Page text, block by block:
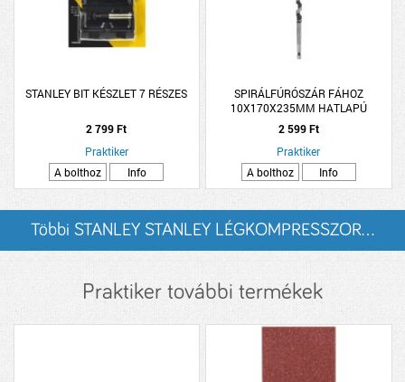
STANLEY BIT KÉSZLET 7 RÉSZES
2 799 Ft
Praktiker
A bolthoz
Info
SPIRÁLFÚRÓSZÁR FÁHOZ
10X170X235MM HATLAPÚ
2 599 Ft
Praktiker
A bolthoz
Info
Többi STANLEY STANLEY LÉGKOMPRESSZOR...
Praktiker további termékek